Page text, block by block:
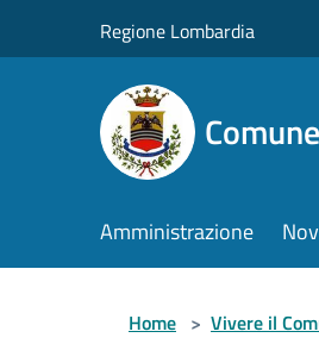
Regione Lombardia
Amministrazione
Home > Vivere il